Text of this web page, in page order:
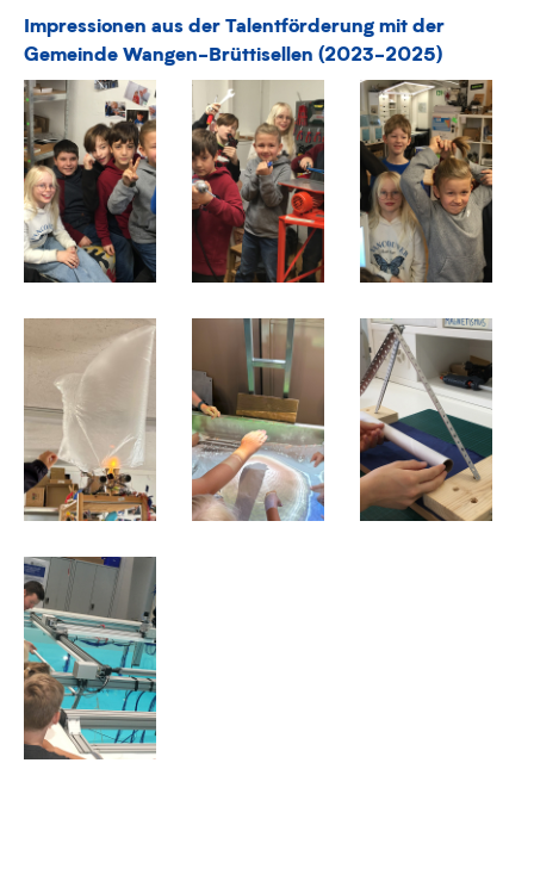
Impressionen aus der Talentförderung mit der
Gemeinde Wangen-Brüttisellen (2023-2025)